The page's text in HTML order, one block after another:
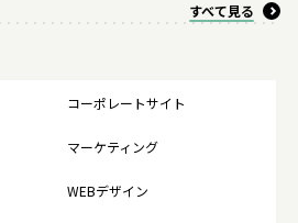
すべて見る
コーポレートサイト
マーケティング
WEBデザイン